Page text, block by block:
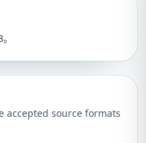
accepted source formats